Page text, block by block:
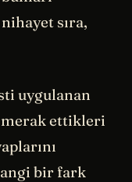
sıra,
uygulanan
merak ettikleri
bir fark